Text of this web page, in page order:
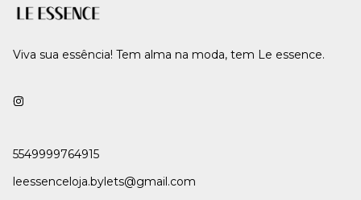
Viva sua essência! Tem alma na moda, tem Le essence.
5549999764915
leessenceloja.bylets@gmail.com